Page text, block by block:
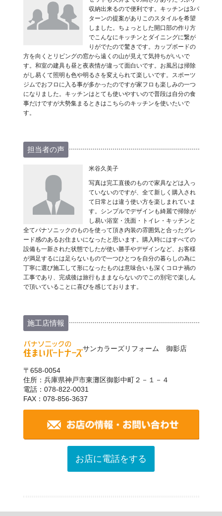
収納出来るので便利です。キッチンは3パ
ターンの提案がありこのスタイルを希望
しました。ちょっとした開口部の作り方
でこんなにキッチンとダイニングに繋が
りがでたので驚きです。カップボードの
方を向くとリビングの窓から遠くの山が見えて気持ちがいいで
す。和室の建具も昼と夜表情が違って面白いです。お風呂は掃除
がし易くて照明も色や明るさを変えられて楽しいです。スポーツ
ジムでおフロに入る事が多かったのですが家フロも楽しみの一つ
になりました。キッチンはとても使いやすいので普段は自分の食
事だけですが大勢集まるときはこちらのキッチンを使いたいで
す。
担当者の声
米谷久美子
写真は完工直後のもので家具などは入っ
ていないのですが、全て新しく購入され
て日常とは違う使い方を楽しまれていま
す。シンプルでデザインも綺麗で掃除が
し易い浴室・洗面・トイレ・キッチンと
全てパナソニックのものを使って頂き内装の雰囲気と合ったグレ
ード感のあるお住まいになったと思います。購入時にはすべての
設備も一新された状態でしたが使い勝手やデザインなど、お客様
が満足するには足らないもので一つひとつを自分の暮らしの為に
丁寧に選び施工して形になったものは意味合いも深くコロナ禍の
工事であり、完成後は旅行もままならないのでこの別宅で楽しん
で頂いていることに喜びを感じております。
施工店情報
サンカラーズリフォーム 御影店
〒658-0054
住所：兵庫県神戸市東灘区御影中町２－１－４
電話：078-822-0031
FAX：078-856-3637
お店に電話をする